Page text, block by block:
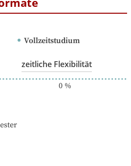
Vollzeitstudium
zeitliche Flexibilität
0%